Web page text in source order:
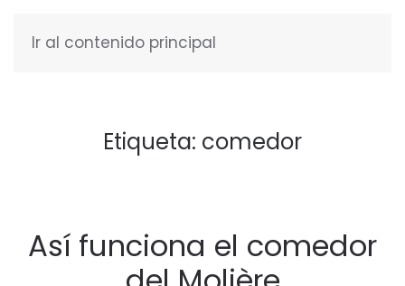
Ir al contenido principal
Etiqueta: comedor
Así funciona el comedor